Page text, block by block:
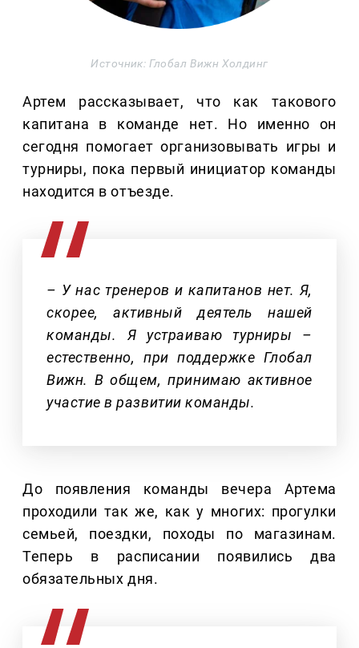
Источник: Глобал Вижн Холдинг
Артем рассказывает, что как такового
капитана в команде нет. Но именно он
сегодня помогает организовывать игры и
турниры, пока первый инициатор команды
находится в отъезде.
– У нас тренеров и капитанов нет. Я,
скорее, активный деятель нашей
команды. Я устраиваю турниры –
естественно, при поддержке Глобал
Вижн. В общем, принимаю активное
участие в развитии команды.
До появления команды вечера Артема
проходили так же, как у многих: прогулки
семьей, поездки, походы по магазинам.
Теперь в расписании появились два
обязательных дня.